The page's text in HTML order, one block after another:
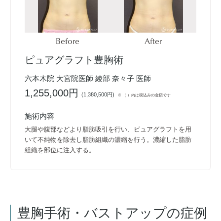
Before After
ピュアグラフト豊胸術
六本木院 大宮院医師 綾部 奈々子 医師
1,255,000円(1,380,500円) ※ （ ）内は税込みの金額です
施術内容
大腿や腹部などより脂肪吸引を行い、ピュアグラフトを用
いて不純物を除去し脂肪組織の濃縮を行う。濃縮した脂肪
組織を部位に注入する。
豊胸手術・バストアップの症例